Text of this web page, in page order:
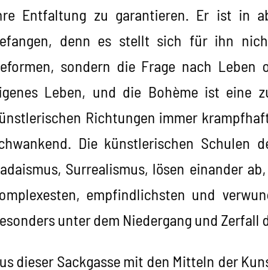
Entfaltung zu garantieren. Er ist in
denn es stellt sich für ihn
sondern die Frage nach
Leben, und die Bohème ist eine
Richtungen immer
Die künstlerischen Schulen
Surrealismus, lösen einander
empfindlichsten und
unter dem Niedergang und Zerfall
dieser Sackgasse mit den Mitteln der